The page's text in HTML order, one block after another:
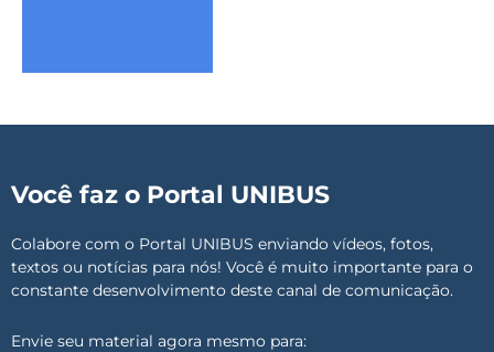
Você faz o Portal UNIBUS
Colabore com o Portal UNIBUS enviando vídeos, fotos,
textos ou notícias para nós! Você é muito importante para o
constante desenvolvimento deste canal de comunicação.
Envie seu material agora mesmo para: